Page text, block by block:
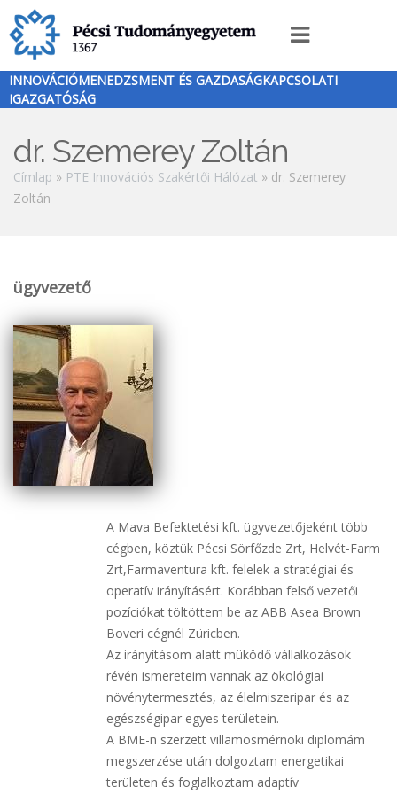
Ugrás
tartalomra
Innováció
menü
INNOVÁCIÓMENEDZSMENT ÉS GAZDASÁGKAPCSOLATI
IGAZGATÓSÁG
dr. Szemerey Zoltán
Morzsa
Címlap PTE Innovációs Szakértői Hálózat
dr. Szemerey
Zoltán
ügyvezető
A Mava Befektetési kft. ügyvezetőjeként több
cégben, köztük Pécsi Sörfőzde Zrt, Helvét-Farm
Zrt,Farmaventura kft. felelek a stratégiai és
operatív irányításért. Korábban felső vezetői
pozíciókat töltöttem be az ABB Asea Brown
Boveri cégnél Züricben.
Az irányításom alatt müködő vállalkozások
révén ismereteim vannak az ökológiai
növénytermesztés, az élelmiszeripar és az
egészségipar egyes területein.
A BME-n szerzett villamosmérnöki diplomám
megszerzése után dolgoztam energetikai
területen és foglalkoztam adaptív